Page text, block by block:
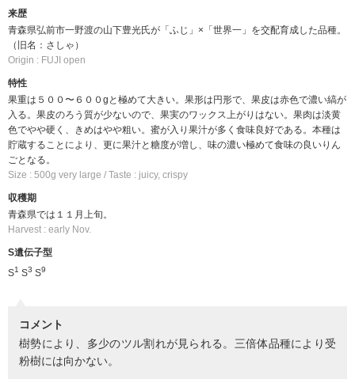
来歴
青森県弘前市一野渡の山下豊光氏が「ふじ」×「世界一」を交配育成した品種。
（旧名：さしゃ）
Origin : FUJI open
特性
果重は５００〜６００gと極めて大きい。果形は円形で、果皮は赤色で濃い縞が
入る。果皮のろう質が少ないので、果実のワックス上がりはない。果肉は淡黄
色でやや硬く、きめはやや粗い。蜜が入り果汁が多く食味良好である。本種は
貯蔵することにより、更に果汁と糖度が増し、味の濃い極めて食味の良いりん
ごとなる。
Size : 500g very large / Taste : juicy, crispy
収穫期
青森県では１１月上旬。
Harvest : early Nov.
S遺伝子型
S1 S3 S9
コメント
樹勢により、多少のツル割れが見られる。三倍体品種により受
粉樹には向かない。